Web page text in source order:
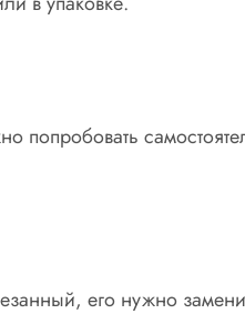
попробовать
его нужно